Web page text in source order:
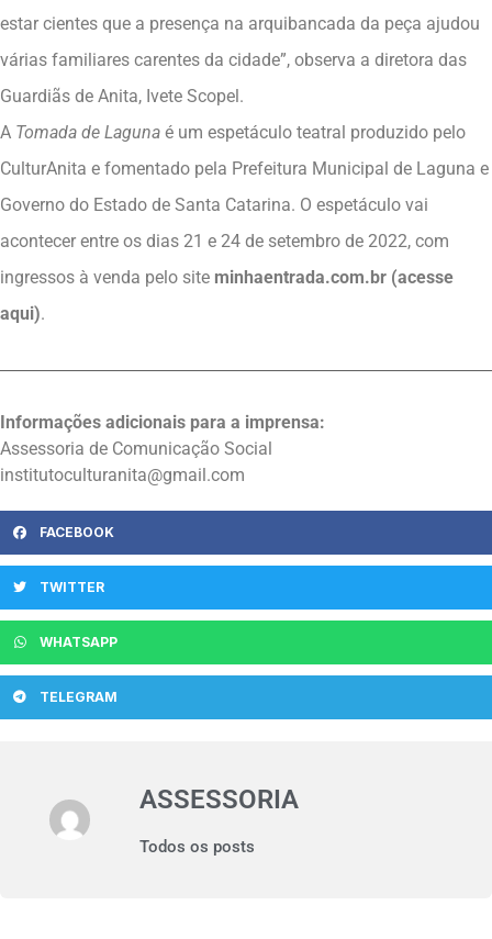
estar cientes que a presença na arquibancada da peça ajudou
várias familiares carentes da cidade”, observa a diretora das
Guardiãs de Anita, Ivete Scopel.
A Tomada de Laguna é um espetáculo teatral produzido pelo
CulturAnita e fomentado pela Prefeitura Municipal de Laguna e
Governo do Estado de Santa Catarina. O espetáculo vai
acontecer entre os dias 21 e 24 de setembro de 2022, com
ingressos à venda pelo site minhaentrada.com.br (acesse
aqui).
Informações adicionais para a imprensa:
Assessoria de Comunicação Social
institutoculturanita@gmail.com
FACEBOOK
TWITTER
WHATSAPP
TELEGRAM
ASSESSORIA
Todos os posts